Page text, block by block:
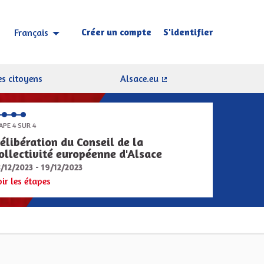
Français Choisir la langue Sprache wählen
Créer un compte S'identifier
citoyens
Alsace.eu
4 SUR 4
du Conseil de la
européenne d'Alsace
12/2023 - 19/12/2023
les étapes